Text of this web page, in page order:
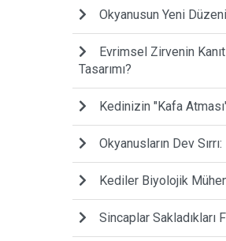
Okyanusun Yeni
Evrimsel Zirvenin
Tasarımı?
Kedinizin "Kafa
Okyanusların Dev
Kediler Biyolojik
Sincaplar Sakladıkları